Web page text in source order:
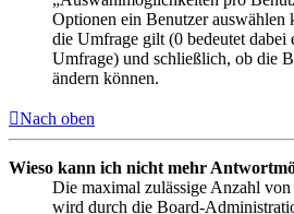
Optionen ein Benutzer
die Umfrage gilt (0 bedeutet dabei
Umfrage) und schließlich, ob die
ändern können.
Nach oben
Wieso kann ich nicht mehr
Die maximal zulässige Anzahl
wird durch die Board-